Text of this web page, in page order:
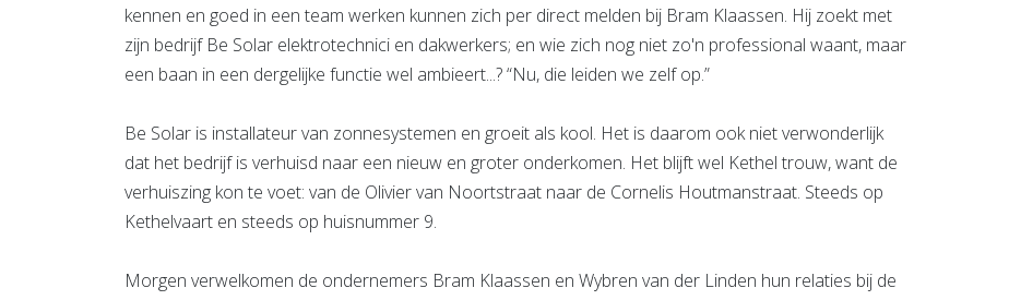
kennen en goed in een team werken kunnen zich per direct melden bij Bram Klaassen. Hij zoekt met
zijn bedrijf Be Solar elektrotechnici en dakwerkers; en wie zich nog niet zo'n professional waant, maar
een baan in een dergelijke functie wel ambieert...? “Nu, die leiden we zelf op.”
Be Solar is installateur van zonnesystemen en groeit als kool. Het is daarom ook niet verwonderlijk
dat het bedrijf is verhuisd naar een nieuw en groter onderkomen. Het blijft wel Kethel trouw, want de
verhuiszing kon te voet: van de Olivier van Noortstraat naar de Cornelis Houtmanstraat. Steeds op
Kethelvaart en steeds op huisnummer 9.
Morgen verwelkomen de ondernemers Bram Klaassen en Wybren van der Linden hun relaties bij de